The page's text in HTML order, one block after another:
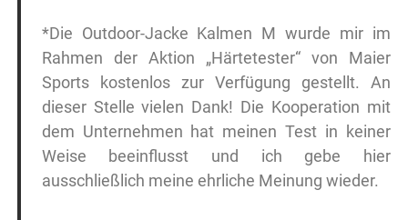
*Die Outdoor-Jacke Kalmen M wurde mir im
Rahmen der Aktion „Härtetester“ von Maier
Sports kostenlos zur Verfügung gestellt. An
dieser Stelle vielen Dank! Die Kooperation mit
dem Unternehmen hat meinen Test in keiner
Weise beeinflusst und ich gebe hier
ausschließlich meine ehrliche Meinung wieder.